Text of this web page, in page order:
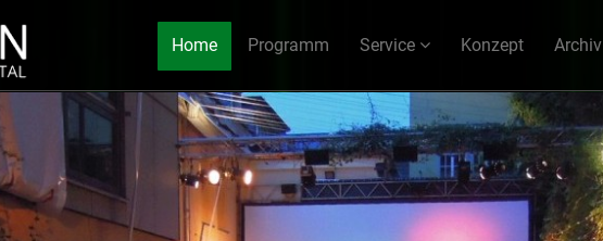
Home Programm Service Konzept Archiv